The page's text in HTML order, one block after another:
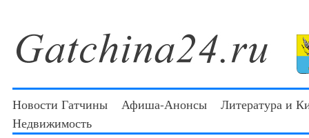
Новости Гатчины Афиша-Анонсы
Литература и
Недвижимость